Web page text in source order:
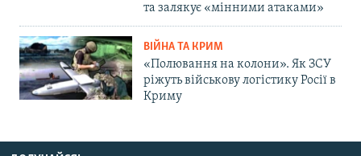
та залякує «мінними атаками»
ВІЙНА ТА КРИМ
«Полювання на колони». Як ЗСУ
ріжуть військову логістику Росії в
Криму